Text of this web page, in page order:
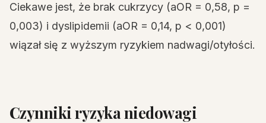
Ciekawe jest, że brak cukrzycy (aOR = 0,58, p =
0,003) i dyslipidemii (aOR = 0,14, p < 0,001)
wiązał się z wyższym ryzykiem nadwagi/otyłości.
Czynniki ryzyka niedowagi